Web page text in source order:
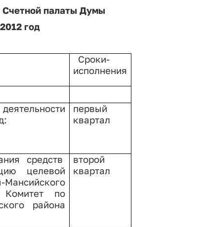
палаты Думы
год
Сроки-
исполнения
первый
квартал
средств
целевой
Мансийского
по
района
второй
квартал